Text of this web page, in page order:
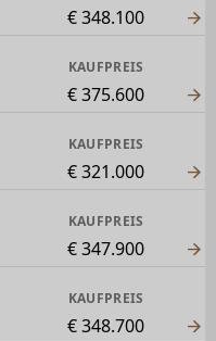
€ 348.100
KAUFPREIS
€ 375.600
KAUFPREIS
€ 321.000
KAUFPREIS
€ 347.900
KAUFPREIS
€ 348.700